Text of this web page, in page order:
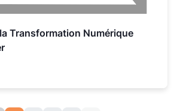
Transformation Numérique